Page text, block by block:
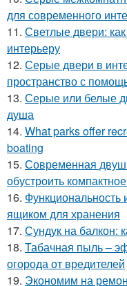
для современного
11. Светлые двери:
интерьеру
12. Серые двери в
пространство с
13. Серые или белые
душа
14. What parks offer
boating
15. Современная
обустроить
16. Функциональность
ящиком для хранения
17. Сундук на балкон:
18. Табачная пыль –
огорода от вредителей
19. Экономим на